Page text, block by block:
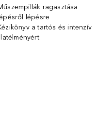
ragasztása
lépésre
a tartós és intenzív